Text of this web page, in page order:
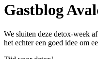
Gastblog
We sluiten deze detox-week
het echter een goed idee om